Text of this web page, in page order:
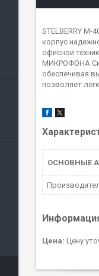
STELBERRY
корпус
офисной
МИКРОФОНА
обеспечивая
позволяет
ОСНОВНЫЕ
Цена: Цену